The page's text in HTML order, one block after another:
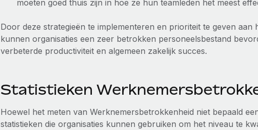
moeten goed thuis zijn in hoe ze hun teamleden het meest
Door deze strategieën te implementeren en prioriteit te geven aan
kunnen organisaties een zeer betrokken personeelsbestand
verbeterde productiviteit en algemeen zakelijk succes.
Statistieken
Hoewel het meten van Werknemersbetrokkenheid niet bepaald
statistieken die organisaties kunnen gebruiken om het niveau te